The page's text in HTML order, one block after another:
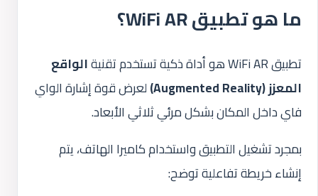
ما هو تطبيق WiFi AR؟
تطبيق WiFi AR هو أداة ذكية تستخدم تقنية
الواقع
المعزز (Augmented Reality)
لعرض قوة إشارة الواي
فاي داخل المكان بشكل مرئي ثلاثي الأبعاد.
بمجرد تشغيل التطبيق واستخدام كاميرا الهاتف، يتم
إنشاء خريطة تفاعلية توضح: